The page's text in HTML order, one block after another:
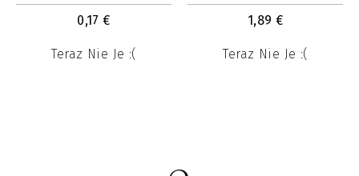
0,17 €
Teraz Nie Je :(
1,89 €
Teraz Nie Je :(